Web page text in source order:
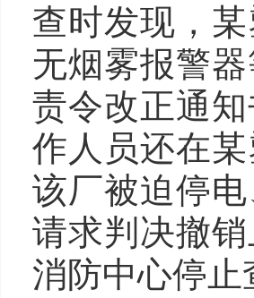
查时发现，
无烟雾报警
责令改正通
作人员还在
该厂被迫停
请求判决撤
消防中心停止